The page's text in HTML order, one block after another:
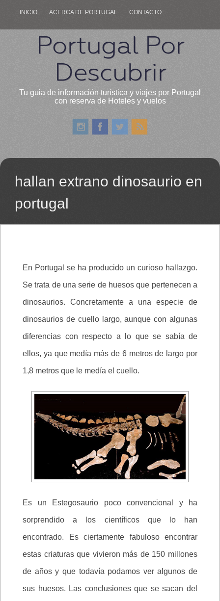
INICIO ACERCA DE PORTUGAL CONTACTO
Portugal Por
Descubrir
Tu guia de información turística y viajes por Portugal
con reserva de Hoteles y vuelos
hallan extrano dinosaurio en
portugal
En Portugal se ha producido un curioso hallazgo.
Se trata de una serie de huesos que pertenecen a
dinosaurios. Concretamente a una especie de
dinosaurios de cuello largo, aunque con algunas
diferencias con respecto a lo que se sabía de
ellos, ya que medía más de 6 metros de largo por
1,8 metros que le medía el cuello.
Es un Estegosaurio poco convencional y ha
sorprendido a los científicos que lo han
encontrado. Es ciertamente fabuloso encontrar
estas criaturas que vivieron más de 150 millones
de años y que todavía podamos ver algunos de
sus huesos. Las conclusiones que se sacan del